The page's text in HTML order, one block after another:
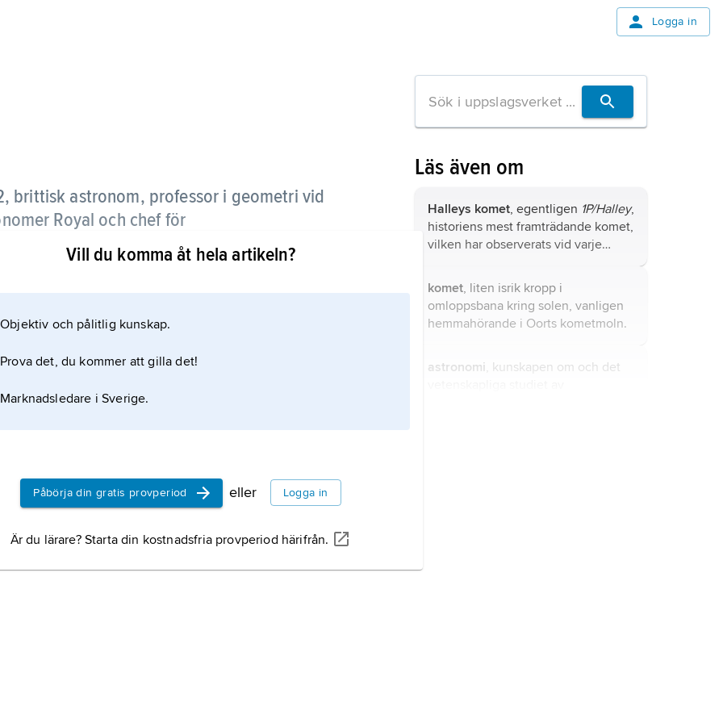
Logga in
brittisk astronom, professor i geometri vid
Royal och chef för
Helena för att kartlägga södra stjärnhimlen,
bl.a. som chef för ett av flottans fartyg. Vid
övertygad om att en komet som observerats
Vill du komma åt hela artikeln?
Objektiv och pålitlig kunskap.
Prova det, du kommer att gilla det!
Marknadsledare i Sverige.
Påbörja din gratis provperiod eller Logga in
Är du lärare? Starta din kostnadsfria provperiod härifrån.
Läs även om
Halleys komet, egentligen 1P/Halley,
historiens mest framträdande komet,
vilken har observerats vid varje
f.Kr.
komet, liten isrik kropp i
omloppsbana kring solen, vanligen
hemmahörande i Oorts kometmoln.
astronomi , kunskapen om och det